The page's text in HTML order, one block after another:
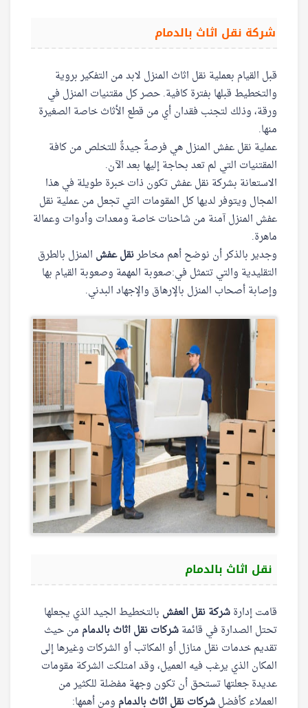
شركة نقل اثاث بالدمام
قبل القيام بعملية نقل اثاث المنزل لابد من التفكير بروية
والتخطيط قبلها بفترة كافية. حصر كل مقتنيات المنزل في
ورقة، وذلك لتجنب فقدان أي من قطع الأثاث خاصة الصغيرة
منها.
عملية نقل عفش المنزل هي فرصةٌ جيدةٌ للتخلص من كافة
المقتنيات التي لم تعد بحاجة إليها بعد الآن.
الاستعانة بشركة نقل عفش تكون ذات خبرة طويلة في هذا
المجال ويتوفر لديها كل المقومات التي تجعل من عملية نقل
عفش المنزل آمنة من شاحنات خاصة ومعدات وأدوات وعمالة
ماهرة.
وجدير بالذكر أن نوضح أهم مخاطرنقل عفش المنزل بالطرق
التقليدية والتي تتمثل في:صعوبة المهمة وصعوبة القيام بها
وإصابة أصحاب المنزل بالإرهاق والإجهاد البدني.
نقل اثاث بالدمام
قامت إدارةشركة نقل العفش بالتخطيط الجيد الذي يجعلها
تحتل الصدارة في قائمةشركات نقل اثاث بالدمام من حيث
تقديم خدمات نقل منازل أو المكاتب أو الشركات وغيرها إلى
المكان الذي يرغب فيه العميل، وقد امتلكت الشركة مقومات
عديدة جعلتها تستحق أن تكون وجهة مفضلة للكثير من
العملاء كأفضلشركات نقل اثاث بالدمام ومن أهمها: